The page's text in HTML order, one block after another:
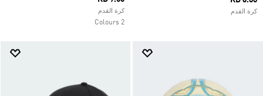
كرة القدم كرة القدم
2 Colours